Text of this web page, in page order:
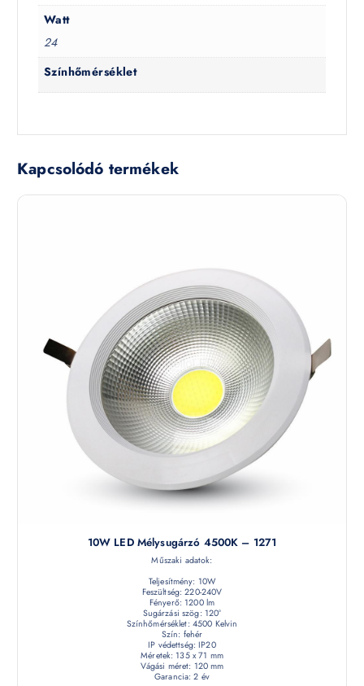
Watt
24
Színhőmérséklet
Kapcsolódó termékek
10W LED Mélysugárzó 4500K – 1271
Műszaki adatok:
Teljesítmény: 10W
Feszültség: 220-240V
Fényerő: 1200 lm
Sugárzási szög: 120°
Színhőmérséklet: 4500 Kelvin
Szín: fehér
IP védettség: IP20
Méretek: 135 x 71 mm
Vágási méret: 120 mm
Garancia: 2 év